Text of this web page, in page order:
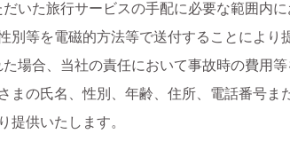
いた旅行サービスの手配に必要な範囲内
別等を電磁的方法等で送付することにより
場合、当社の責任において事故時の費用
まの氏名、性別、年齢、住所、電話番号ま
提供いたします。